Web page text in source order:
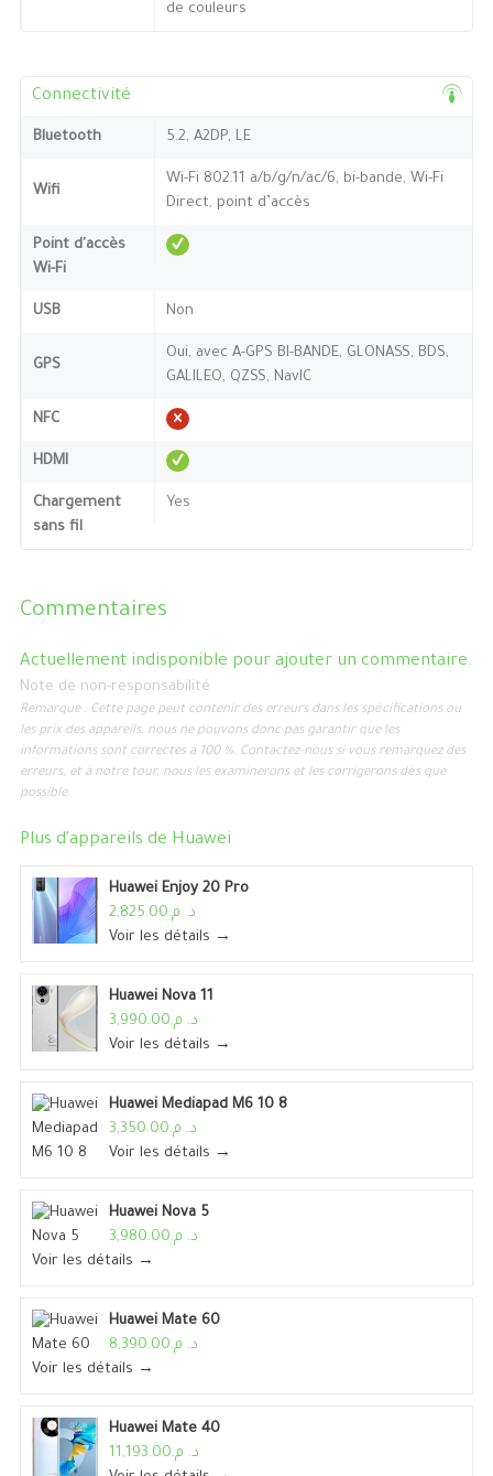
de couleurs
Connectivité
Bluetooth 5.2, A2DP, LE
Wifi
Wi-Fi 802.11 a/b/g/n/ac/6, bi-bande, Wi-Fi
Direct, point d’accès
Point d'accès
Wi-Fi
USB Non
GPS
Oui, avec A-GPS BI-BANDE, GLONASS, BDS,
GALILEO, QZSS, NavIC
NFC
HDMI
Chargement
sans fil
Yes
Commentaires
Actuellement indisponible pour ajouter un commentaire.
Note de non-responsabilité
Remarque : Cette page peut contenir des erreurs dans les spécifications ou
les prix des appareils, nous ne pouvons donc pas garantir que les
informations sont correctes à 100 %. Contactez-nous si vous remarquez des
erreurs, et à notre tour, nous les examinerons et les corrigerons dès que
possible.
Plus d'appareils de Huawei
Huawei Enjoy 20 Pro
د. م.2,825.00
Voir les détails →
Huawei Nova 11
د. م.3,990.00
Voir les détails →
Huawei Mediapad M6 10 8
د. م.3,350.00
Voir les détails →
Huawei Nova 5
د. م.3,980.00
Voir les détails →
Huawei Mate 60
د. م.8,390.00
Voir les détails →
Huawei Mate 40
د. م.11,193.00